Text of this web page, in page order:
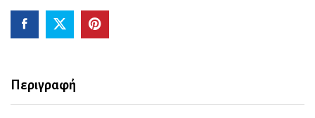
&
Quick
Charge
2Περιγραφή